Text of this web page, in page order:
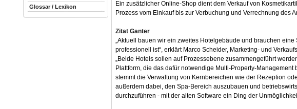
Ein zusätzlicher Online-Shop dient dem Verkauf von
Prozess vom Einkauf bis zur Verbuchung und Verrechnung des
Zitat Ganter
„Aktuell bauen wir ein zweites Hotelgebäude und brauchen
professionell ist“, erklärt Marco Scheider, Marketing- und
„Beide Hotels sollen auf Prozessebene zusammengeführt
Plattform, die das dafür notwendige Multi-Property-Management
stemmt die Verwaltung von Kernbereichen wie der Rezeption
außerdem dabei, den Spa-Bereich auszubauen und
durchzuführen - mit der alten Software ein Ding der
Glossar / Lexikon